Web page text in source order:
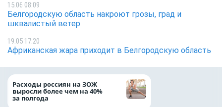
15.06 08:09
Белгородскую область накроют грозы, град и
шквалистый ветер
19.05 17:20
Африканская жара приходит в Белгородскую область
Расходы россиян на ЗОЖ
выросли более чем на 40%
за полгода